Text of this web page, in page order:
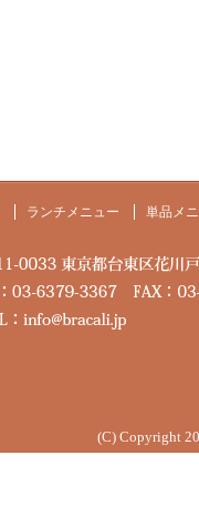
ランチメニュー 単品メ
(C) Copyright